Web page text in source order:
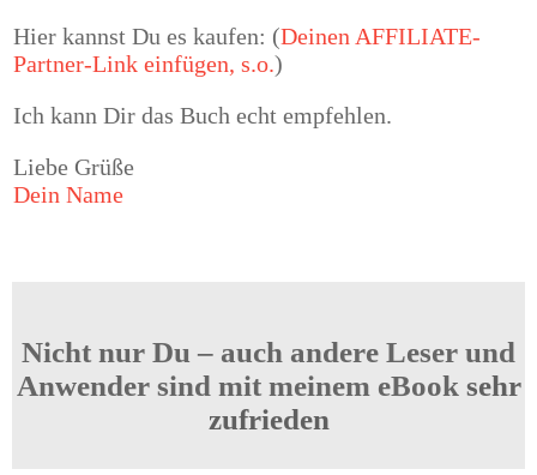
Hier kannst Du es kaufen: (Deinen AFFILIATE-
Partner-Link einfügen, s.o.)
Ich kann Dir das Buch echt empfehlen.
Liebe Grüße
Dein Name
Nicht nur Du – auch andere Leser und
Anwender sind mit meinem eBook sehr
zufrieden